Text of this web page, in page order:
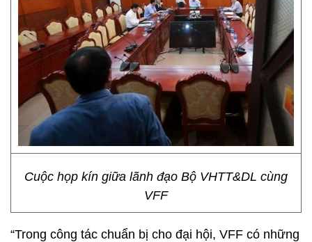
Cuộc họp kín giữa lãnh đạo Bộ VHTT&DL cùng
VFF
“Trong công tác chuẩn bị cho đại hội, VFF có những